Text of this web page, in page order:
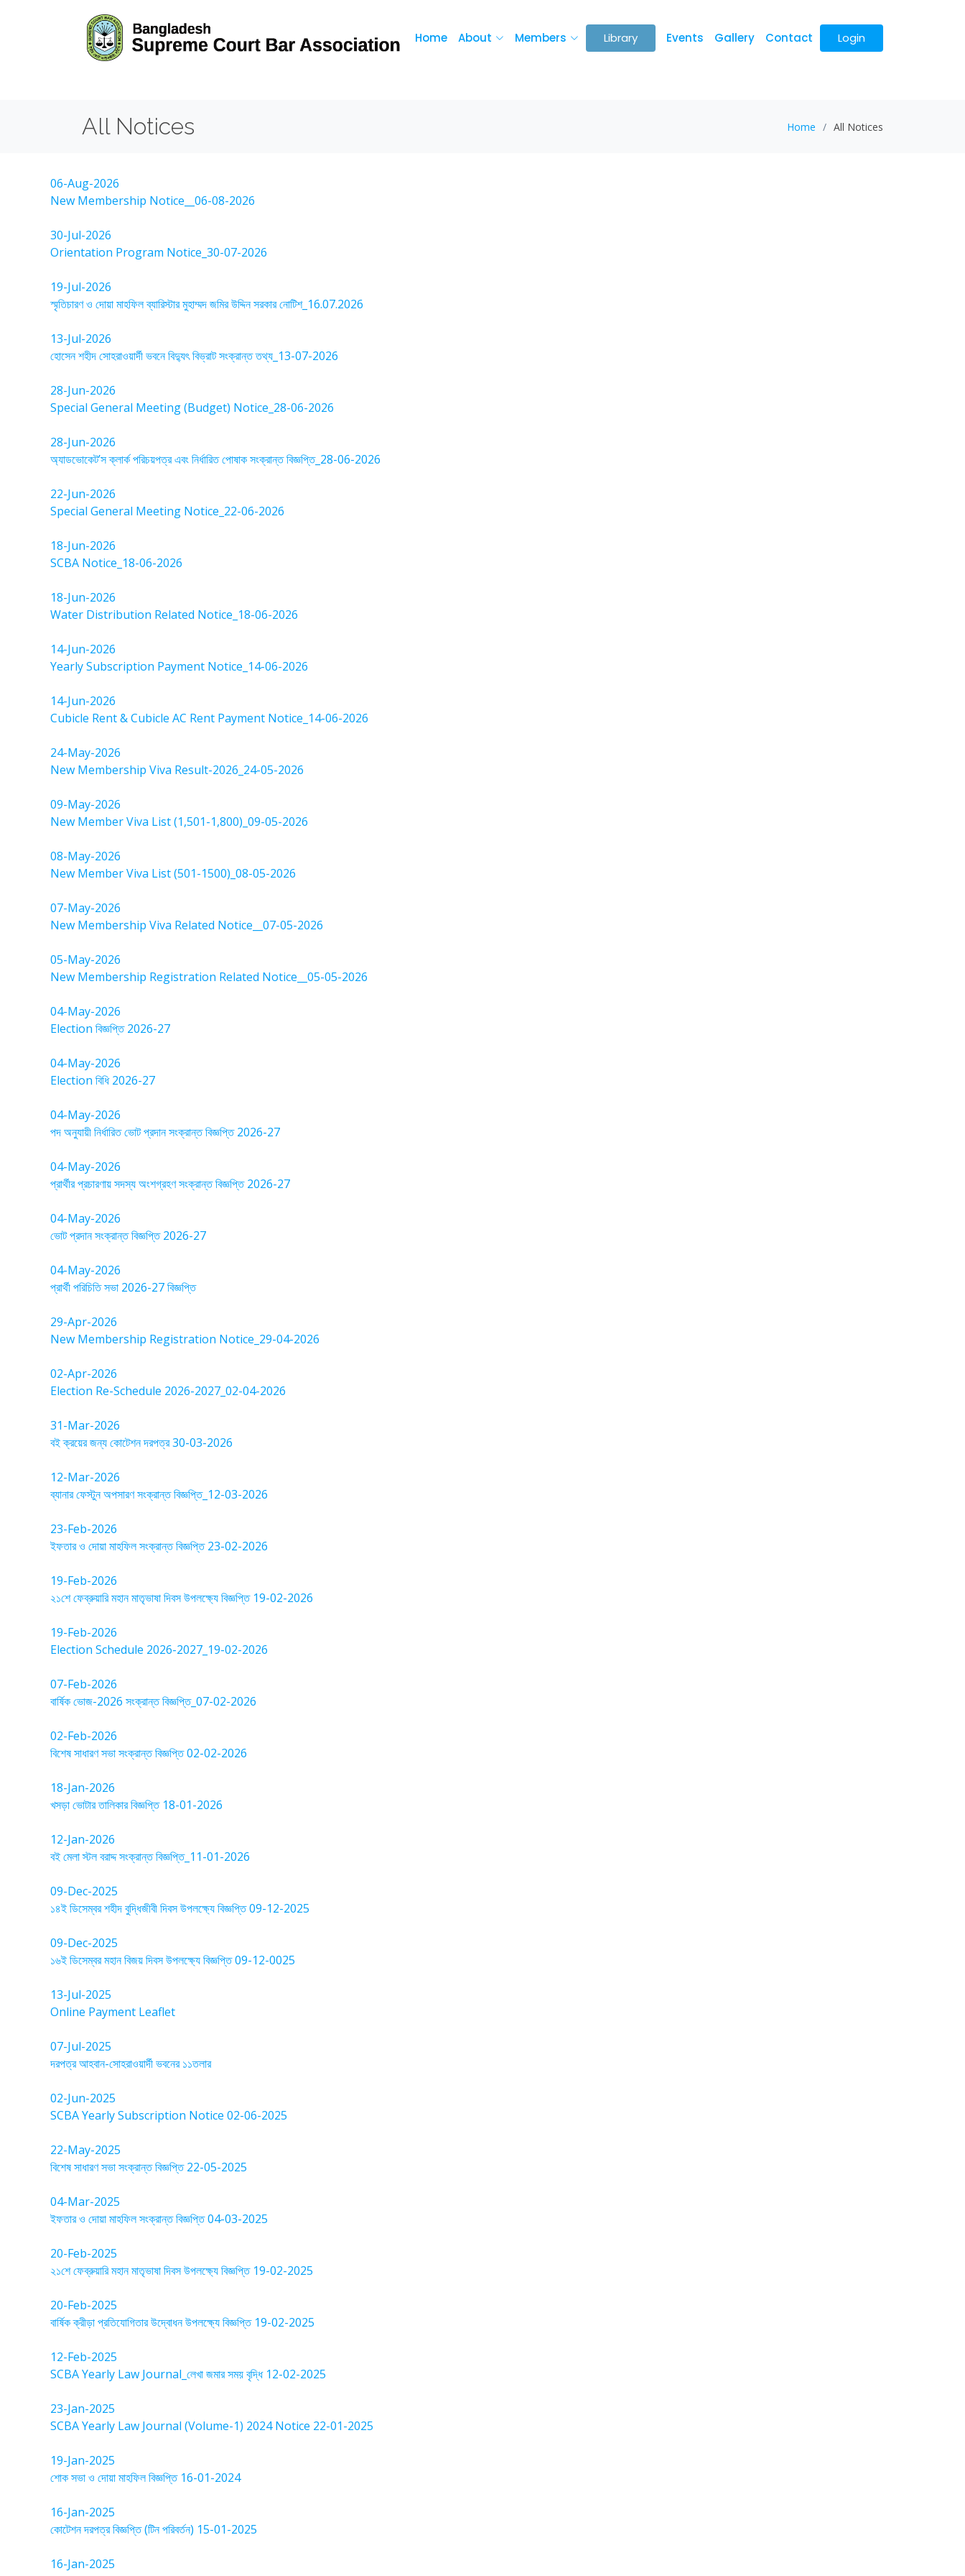
Home About Members Library Events Gallery Contact Login
All Notices Home All Notices
06-Aug-2026
New Membership Notice__06-08-2026
30-Jul-2026
Orientation Program Notice_30-07-2026
19-Jul-2026
স্মৃতিচারণ ও দোয়া মাহফিল ব্যারিস্টার মুহাম্মদ জমির উদ্দিন সরকার নোটিশ_16.07.2026
13-Jul-2026
হোসেন শহীদ সোহরাওয়ার্দী ভবনে বিদ্যুৎ বিভ্রাট সংক্রান্ত তথ্য_13-07-2026
28-Jun-2026
Special General Meeting (Budget) Notice_28-06-2026
28-Jun-2026
অ্যাডভোকেট’স ক্লার্ক পরিচয়পত্র এবং নির্ধারিত পোষাক সংক্রান্ত বিজ্ঞপ্তি_28-06-2026
22-Jun-2026
Special General Meeting Notice_22-06-2026
18-Jun-2026
SCBA Notice_18-06-2026
18-Jun-2026
Water Distribution Related Notice_18-06-2026
14-Jun-2026
Yearly Subscription Payment Notice_14-06-2026
14-Jun-2026
Cubicle Rent & Cubicle AC Rent Payment Notice_14-06-2026
24-May-2026
New Membership Viva Result-2026_24-05-2026
09-May-2026
New Member Viva List (1,501-1,800)_09-05-2026
08-May-2026
New Member Viva List (501-1500)_08-05-2026
07-May-2026
New Membership Viva Related Notice__07-05-2026
05-May-2026
New Membership Registration Related Notice__05-05-2026
04-May-2026
Election বিজ্ঞপ্তি 2026-27
04-May-2026
Election বিধি 2026-27
04-May-2026
পদ অনুযায়ী নির্ধারিত ভোট প্রদান সংক্রান্ত বিজ্ঞপ্তি 2026-27
04-May-2026
প্রার্থীর প্রচারণায় সদস্য অংশগ্রহণ সংক্রান্ত বিজ্ঞপ্তি 2026-27
04-May-2026
ভোট প্রদান সংক্রান্ত বিজ্ঞপ্তি 2026-27
04-May-2026
প্রার্থী পরিচিতি সভা 2026-27 বিজ্ঞপ্তি
29-Apr-2026
New Membership Registration Notice_29-04-2026
02-Apr-2026
Election Re-Schedule 2026-2027_02-04-2026
31-Mar-2026
বই ক্রয়ের জন্য কোটেশন দরপত্র 30-03-2026
12-Mar-2026
ব্যানার ফেস্টুন অপসারণ সংক্রান্ত বিজ্ঞপ্তি_12-03-2026
23-Feb-2026
ইফতার ও দোয়া মাহফিল সংক্রান্ত বিজ্ঞপ্তি 23-02-2026
19-Feb-2026
২১শে ফেব্রুয়ারি মহান মাতৃভাষা দিবস উপলক্ষ্যে বিজ্ঞপ্তি 19-02-2026
19-Feb-2026
Election Schedule 2026-2027_19-02-2026
07-Feb-2026
বার্ষিক ভোজ-2026 সংক্রান্ত বিজ্ঞপ্তি_07-02-2026
02-Feb-2026
বিশেষ সাধারণ সভা সংক্রান্ত বিজ্ঞপ্তি 02-02-2026
18-Jan-2026
খসড়া ভোটার তালিকার বিজ্ঞপ্তি 18-01-2026
12-Jan-2026
বই মেলা স্টল বরাদ্দ সংক্রান্ত বিজ্ঞপ্তি_11-01-2026
09-Dec-2025
১৪ই ডিসেম্বর শহীদ বুদ্ধিজীবী দিবস উপলক্ষ্যে বিজ্ঞপ্তি 09-12-2025
09-Dec-2025
১৬ই ডিসেম্বর মহান বিজয় দিবস উপলক্ষ্যে বিজ্ঞপ্তি 09-12-0025
13-Jul-2025
Online Payment Leaflet
07-Jul-2025
দরপত্র আহবান-সোহরাওয়ার্দী ভবনের ১১তলার
02-Jun-2025
SCBA Yearly Subscription Notice 02-06-2025
22-May-2025
বিশেষ সাধারণ সভা সংক্রান্ত বিজ্ঞপ্তি 22-05-2025
04-Mar-2025
ইফতার ও দোয়া মাহফিল সংক্রান্ত বিজ্ঞপ্তি 04-03-2025
20-Feb-2025
২১শে ফেব্রুয়ারি মহান মাতৃভাষা দিবস উপলক্ষ্যে বিজ্ঞপ্তি 19-02-2025
20-Feb-2025
বার্ষিক ক্রীড়া প্রতিযোগিতার উদ্বোধন উপলক্ষ্যে বিজ্ঞপ্তি 19-02-2025
12-Feb-2025
SCBA Yearly Law Journal_লেখা জমার সময় বৃদ্ধি 12-02-2025
23-Jan-2025
SCBA Yearly Law Journal (Volume-1) 2024 Notice 22-01-2025
19-Jan-2025
শোক সভা ও দোয়া মাহফিল বিজ্ঞপ্তি 16-01-2024
16-Jan-2025
কোটেশন দরপত্র বিজ্ঞপ্তি (টিন পরিবর্তন) 15-01-2025
16-Jan-2025